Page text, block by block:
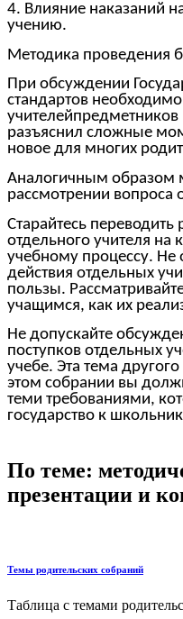
4. Влияние наказаний
учению.
Методика проведения
При обсуждении
стандартов
разъяснил сложные
новое для многих
Аналогичным образом
рассмотрении вопроса
Старайтесь переводить
отдельного учителя на
учебному процессу. Не
действия отдельных
пользы.
учащимся, как их
Не допускайте
поступков отдельных
учебе. Эта тема
этом собрании вы
теми требованиями,
государство к
По теме:
презентации и
Темы родительских собраний
Таблица с темами